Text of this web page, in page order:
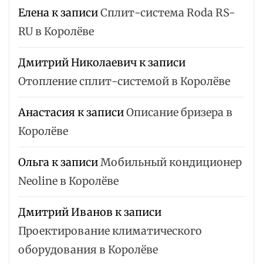
Еленак записиСплит-система Roda RS-
RU в Королёве
Дмитрий Николаевичк записи
Отопление сплит-системой в Королёве
Анастасия к записиОписание бризера в
Королёве
Ольгак записиМобильный кондиционер
Neoline в Королёве
Дмитрий Иванов к записи
Проектирование климатического
оборудования в Королёве